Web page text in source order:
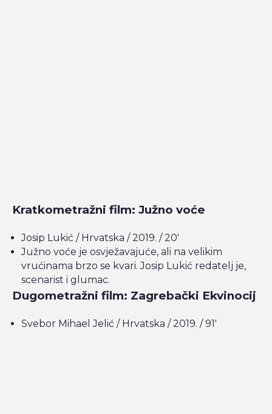
Kratkometražni film: Južno voće
Josip Lukić / Hrvatska / 2019. / 20′
Južno voće je osvježavajuće, ali na velikim
vrućinama brzo se kvari. Josip Lukić redatelj je,
scenarist i glumac.
Dugometražni film: Zagrebački Ekvinocij
Svebor Mihael Jelić / Hrvatska / 2019. / 91′